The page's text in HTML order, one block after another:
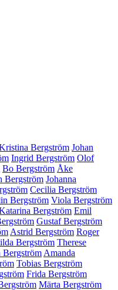
Bergström Johan
Ingrid Bergström Olof
Bo Bergström Åke
Bergström Johanna
Cecilia Bergström
Bergström Viola Bergström
Bergström Emil
Gustaf Bergström
Astrid Bergström Roger
Bergström Therese
Bergström Amanda
Tobias Bergström
Frida Bergström
Märta Bergström